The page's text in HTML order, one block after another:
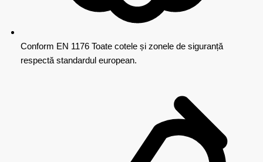
Conform EN 1176 Toate cotele și zonele de siguranță
respectă standardul european.